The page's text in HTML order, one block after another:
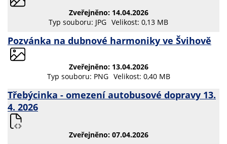
Zveřejněno: 14.04.2026
Typ souboru: JPG Velikost: 0,13 MB
Pozvánka na dubnové harmoniky ve Švihově
Zveřejněno: 13.04.2026
Typ souboru: PNG Velikost: 0,40 MB
Třebýcinka - omezení autobusové dopravy 13.
4. 2026
Zveřejněno: 07.04.2026